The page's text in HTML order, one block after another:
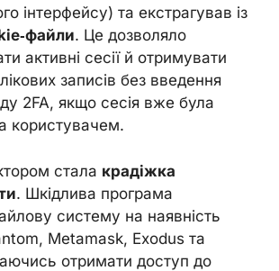
інтерфейсу) та екстрагував із
. Це дозволяло
активні сесії й отримувати
записів без введення
2FA, якщо сесія вже була
користувачем.
стала крадіжка
. Шкідлива програма
систему на наявність
Metamask, Exodus та
отримати доступ до